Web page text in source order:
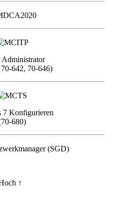
Administrator
642, 70-646)
7 Konfigurieren
680)
(SGD)
↑